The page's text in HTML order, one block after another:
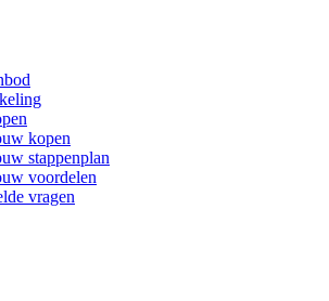
kopen
stappenplan
voordelen
vragen